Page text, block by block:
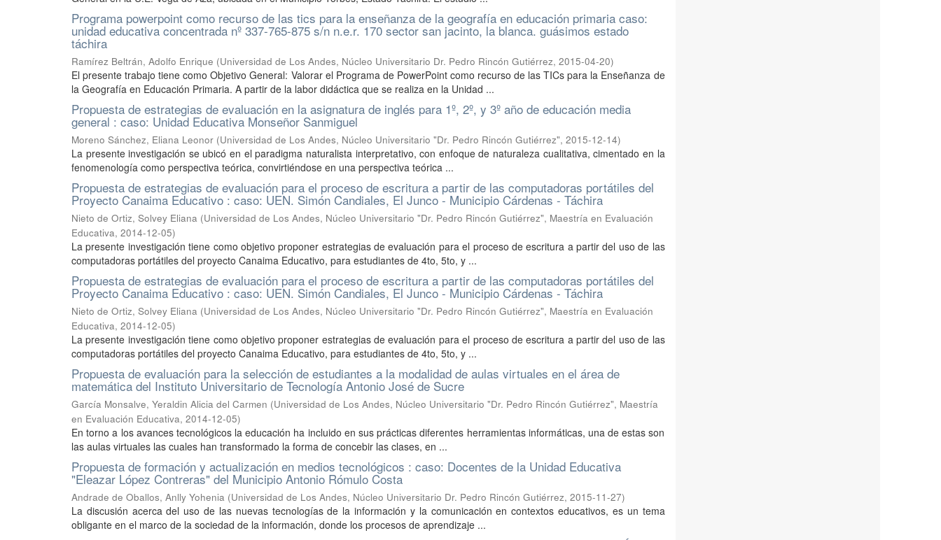
Programa powerpoint como recurso de las tics para la enseñanza de la geografía en educación primaria caso:
unidad educativa concentrada nº 337-765-875 s/n n.e.r. 170 sector san jacinto, la blanca. guásimos estado
táchira
Ramírez Beltrán, Adolfo Enrique (Universidad de Los Andes, Núcleo Universitario Dr. Pedro Rincón Gutiérrez, 2015-04-20)
El presente trabajo tiene como Objetivo General: Valorar el Programa de PowerPoint como recurso de las TICs para la Enseñanza de
la Geografía en Educación Primaria. A partir de la labor didáctica que se realiza en la Unidad ...
Propuesta de estrategias de evaluación en la asignatura de inglés para 1º, 2º, y 3º año de educación media
general : caso: Unidad Educativa Monseñor Sanmiguel
Moreno Sánchez, Eliana Leonor (Universidad de Los Andes, Núcleo Universitario "Dr. Pedro Rincón Gutiérrez", 2015-12-14)
La presente investigación se ubicó en el paradigma naturalista interpretativo, con enfoque de naturaleza cualitativa, cimentado en la
fenomenología como perspectiva teórica, convirtiéndose en una perspectiva teórica ...
Propuesta de estrategias de evaluación para el proceso de escritura a partir de las computadoras portátiles del
Proyecto Canaima Educativo : caso: UEN. Simón Candiales, El Junco - Municipio Cárdenas - Táchira
Nieto de Ortiz, Solvey Eliana (Universidad de Los Andes, Núcleo Universitario "Dr. Pedro Rincón Gutiérrez", Maestría en Evaluación
Educativa, 2014-12-05)
La presente investigación tiene como objetivo proponer estrategias de evaluación para el proceso de escritura a partir del uso de las
computadoras portátiles del proyecto Canaima Educativo, para estudiantes de 4to, 5to, y ...
Propuesta de estrategias de evaluación para el proceso de escritura a partir de las computadoras portátiles del
Proyecto Canaima Educativo : caso: UEN. Simón Candiales, El Junco - Municipio Cárdenas - Táchira
Nieto de Ortiz, Solvey Eliana (Universidad de Los Andes, Núcleo Universitario "Dr. Pedro Rincón Gutiérrez", Maestría en Evaluación
Educativa, 2014-12-05)
La presente investigación tiene como objetivo proponer estrategias de evaluación para el proceso de escritura a partir del uso de las
computadoras portátiles del proyecto Canaima Educativo, para estudiantes de 4to, 5to, y ...
Propuesta de evaluación para la selección de estudiantes a la modalidad de aulas virtuales en el área de
matemática del Instituto Universitario de Tecnología Antonio José de Sucre
García Monsalve, Yeraldin Alicia del Carmen (Universidad de Los Andes, Núcleo Universitario "Dr. Pedro Rincón Gutiérrez", Maestría
en Evaluación Educativa, 2014-12-05)
En torno a los avances tecnológicos la educación ha incluido en sus prácticas diferentes herramientas informáticas, una de estas son
las aulas virtuales las cuales han transformado la forma de concebir las clases, en ...
Propuesta de formación y actualización en medios tecnológicos : caso: Docentes de la Unidad Educativa
"Eleazar López Contreras" del Municipio Antonio Rómulo Costa
Andrade de Oballos, Anlly Yohenia (Universidad de Los Andes, Núcleo Universitario Dr. Pedro Rincón Gutiérrez, 2015-11-27)
La discusión acerca del uso de las nuevas tecnologías de la información y la comunicación en contextos educativos, es un tema
obligante en el marco de la sociedad de la información, donde los procesos de aprendizaje ...